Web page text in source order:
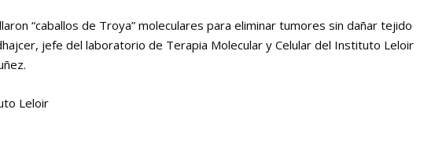
“caballos de Troya” moleculares para eliminar tumores sin dañar tejido
jefe del laboratorio de Terapia Molecular y Celular del Instituto Leloir
Leloir